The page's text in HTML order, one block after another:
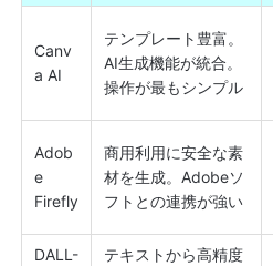
Canv
a AI
テンプレート豊富。
AI生成機能が統合。
操作が最もシンプル
Adob
e
Firefly
商用利用に安全な素
材を生成。Adobeソ
フトとの連携が強い
DALL-
テキストから高精度